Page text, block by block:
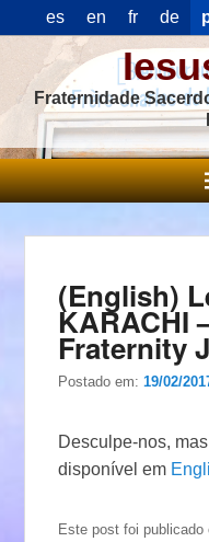
es en fr de
Fraternidade
(English)
KARACHI
Fraternity
Postado em:19/02/
Desculpe-nos,
disponível em
Este post foi